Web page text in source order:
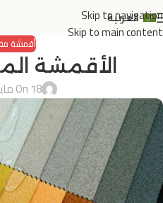
Skip to navigation
Skip to main content
العربية
أقمشة
الأقمشة
On 18 مايو، 2023